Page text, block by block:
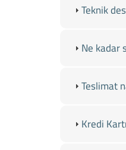
Teknik
Ne kadar
Teslimat
Kredi